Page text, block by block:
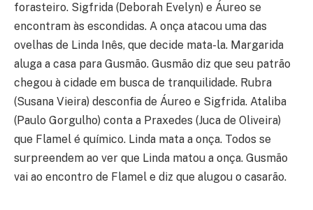
forasteiro. Sigfrida (Deborah Evelyn) e Áureo se
encontram às escondidas. A onça atacou uma das
ovelhas de Linda Inês, que decide mata-la. Margarida
aluga a casa para Gusmão. Gusmão diz que seu patrão
chegou à cidade em busca de tranquilidade. Rubra
(Susana Vieira) desconfia de Áureo e Sigfrida. Ataliba
(Paulo Gorgulho) conta a Praxedes (Juca de Oliveira)
que Flamel é químico. Linda mata a onça. Todos se
surpreendem ao ver que Linda matou a onça. Gusmão
vai ao encontro de Flamel e diz que alugou o casarão.